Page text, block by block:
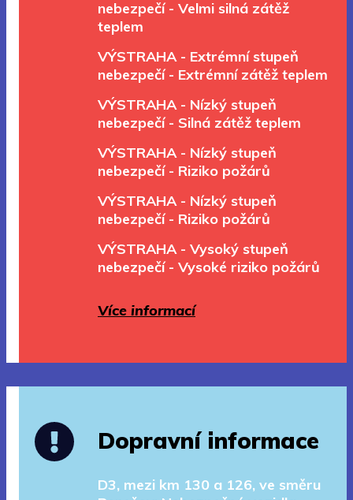
nebezpečí - Velmi silná zátěž
teplem
VÝSTRAHA - Extrémní stupeň
nebezpečí - Extrémní zátěž teplem
VÝSTRAHA - Nízký stupeň
nebezpečí - Silná zátěž teplem
VÝSTRAHA - Nízký stupeň
nebezpečí - Riziko požárů
VÝSTRAHA - Nízký stupeň
nebezpečí - Riziko požárů
VÝSTRAHA - Vysoký stupeň
nebezpečí - Vysoké riziko požárů
Více informací
Dopravní informace
D3, mezi km 130 a 126, ve směru